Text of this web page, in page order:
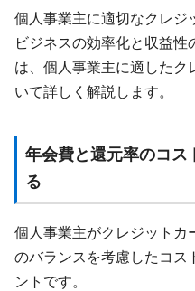
個人事業主に適切なクレジ
ビジネスの効率化と収益
は、個人事業主に適したク
いて詳しく解説します。
年会費と還元率のコス
る
個人事業主がクレジットカ
のバランスを考慮したコス
ントです。